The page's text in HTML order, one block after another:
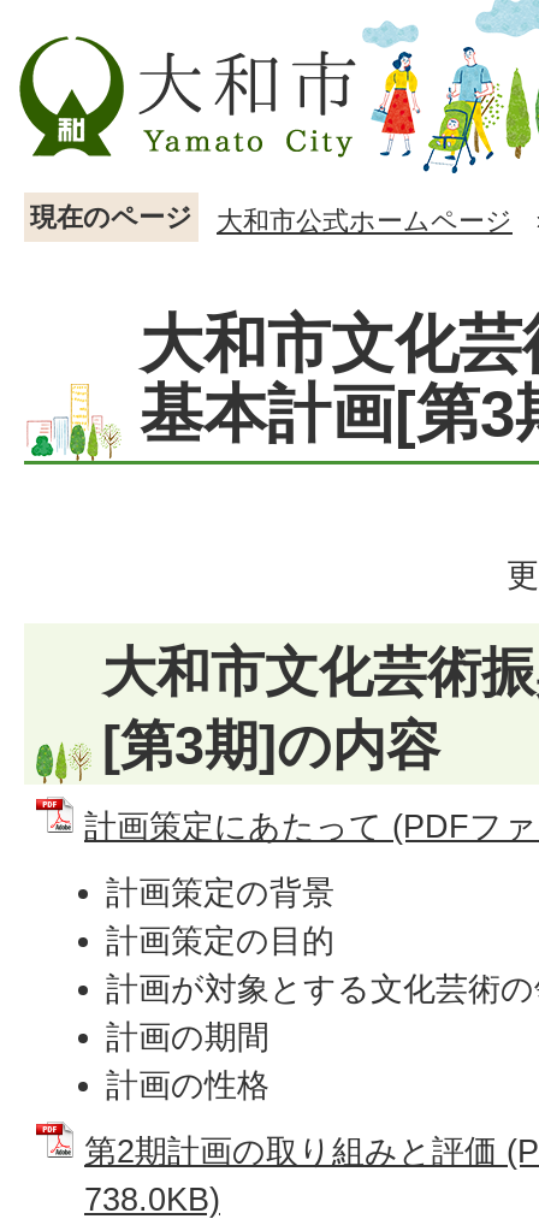
現在のページ 大和市公式ホームページ
大和市文化
基本計画[第3
大和市文化芸術
[第3期]の内容
計画策定にあたって (PDFフ
計画策定の背景
計画策定の目的
計画が対象とする文化芸術
計画の期間
計画の性格
第2期計画の取り組みと評価
738.0KB)